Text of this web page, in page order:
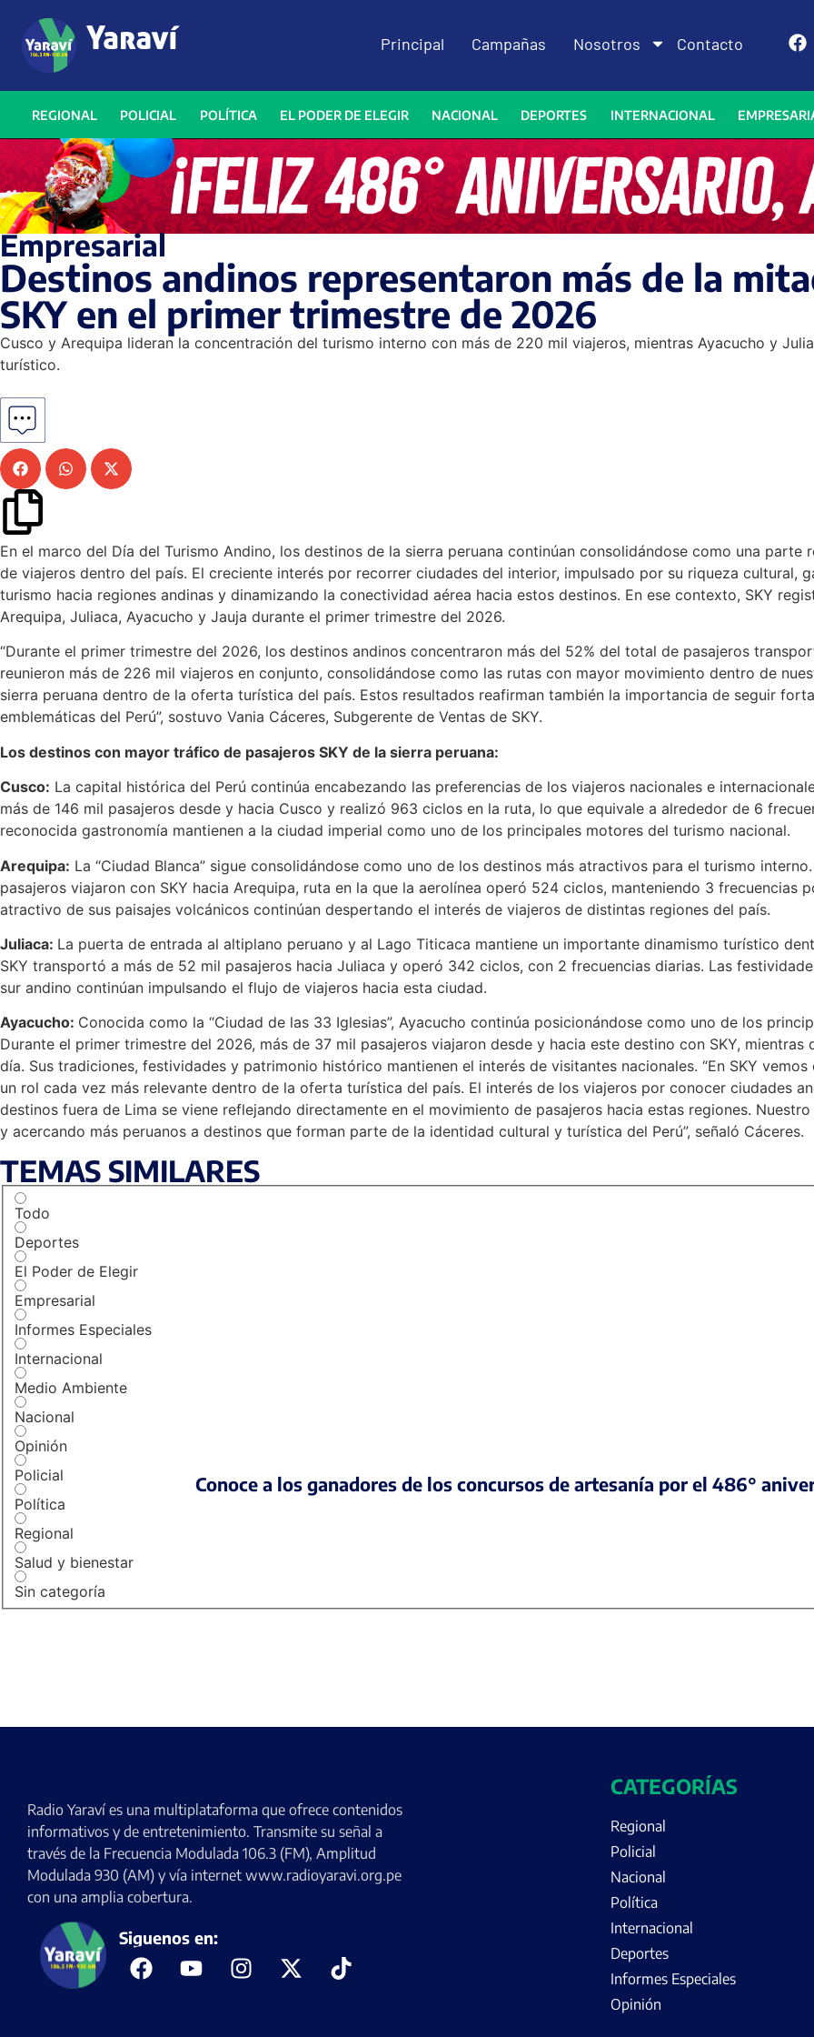
Principal Campañas Nosotros Contacto
REGIONAL POLICIAL POLÍTICA EL PODER DE ELEGIR NACIONAL DEPORTES INTERNACIONAL
Empresarial
Destinos andinos representaron más de la
SKY en el primer trimestre de 2026
Cusco y Arequipa lideran la concentración del turismo interno con más de 220 mil viajeros, mientras Ayacucho y
turístico.
En el marco del Día del Turismo Andino, los destinos de la sierra peruana continúan consolidándose como una
de viajeros dentro del país. El creciente interés por recorrer ciudades del interior, impulsado por su riqueza cultural,
turismo hacia regiones andinas y dinamizando la conectividad aérea hacia estos destinos. En ese contexto, SKY
Arequipa, Juliaca, Ayacucho y Jauja durante el primer trimestre del 2026.
“Durante el primer trimestre del 2026, los destinos andinos concentraron más del 52% del total de pasajeros
reunieron más de 226 mil viajeros en conjunto, consolidándose como las rutas con mayor movimiento dentro de
sierra peruana dentro de la oferta turística del país. Estos resultados reafirman también la importancia de seguir
emblemáticas del Perú”, sostuvo Vania Cáceres, Subgerente de Ventas de SKY.
Los destinos con mayor tráfico de pasajeros SKY de la sierra peruana:
Cusco: La capital histórica del Perú continúa encabezando las preferencias de los viajeros nacionales e
más de 146 mil pasajeros desde y hacia Cusco y realizó 963 ciclos en la ruta, lo que equivale a alrededor de 6
reconocida gastronomía mantienen a la ciudad imperial como uno de los principales motores del turismo nacional.
Arequipa: La “Ciudad Blanca” sigue consolidándose como uno de los destinos más atractivos para el turismo
pasajeros viajaron con SKY hacia Arequipa, ruta en la que la aerolínea operó 524 ciclos, manteniendo 3
atractivo de sus paisajes volcánicos continúan despertando el interés de viajeros de distintas regiones del país.
Juliaca: La puerta de entrada al altiplano peruano y al Lago Titicaca mantiene un importante dinamismo turístico
SKY transportó a más de 52 mil pasajeros hacia Juliaca y operó 342 ciclos, con 2 frecuencias diarias. Las
sur andino continúan impulsando el flujo de viajeros hacia esta ciudad.
Ayacucho: Conocida como la “Ciudad de las 33 Iglesias”, Ayacucho continúa posicionándose como uno de los
Durante el primer trimestre del 2026, más de 37 mil pasajeros viajaron desde y hacia este destino con SKY,
día. Sus tradiciones, festividades y patrimonio histórico mantienen el interés de visitantes nacionales. “En SKY
un rol cada vez más relevante dentro de la oferta turística del país. El interés de los viajeros por conocer ciudades
destinos fuera de Lima se viene reflejando directamente en el movimiento de pasajeros hacia estas regiones.
y acercando más peruanos a destinos que forman parte de la identidad cultural y turística del Perú”, señaló Cáceres.
TEMAS SIMILARES
Todo
Deportes
El Poder de Elegir
Empresarial
Informes Especiales
Internacional
Medio Ambiente
Nacional
Opinión
Policial
Política
Regional
Salud y bienestar
Sin categoría
Conoce a los ganadores de los concursos de artesanía por el 486°
Radio Yaraví es una multiplataforma que ofrece contenidos
informativos y de entretenimiento. Transmite su señal a
través de la Frecuencia Modulada 106.3 (FM), Amplitud
Modulada 930 (AM) y vía internet www.radioyaravi.org.pe
con una amplia cobertura.
Siguenos en:
CATEGORÍAS
Regional
Policial
Nacional
Política
Internacional
Deportes
Informes Especiales
Opinión